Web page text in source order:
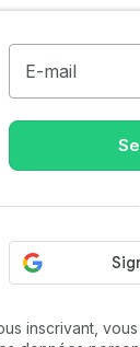
La Ciotat
Cap Retraite vous
E-mail
inscrivant,